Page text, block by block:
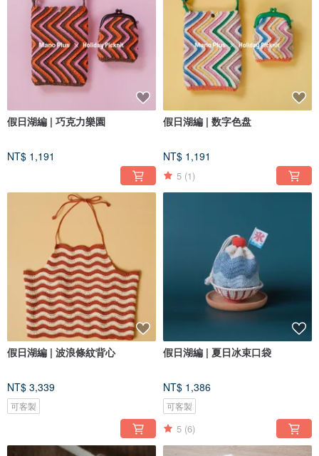
假日湖編 | 巧克力樂園
NT$ 1,191
假日湖編 | 数字色盘
NT$ 1,191
5 (1)
假日湖編 | 波浪條紋背心
NT$ 3,339
可客製
假日湖編 | 夏日冰束口袋
NT$ 1,386
可客製
5 (6)